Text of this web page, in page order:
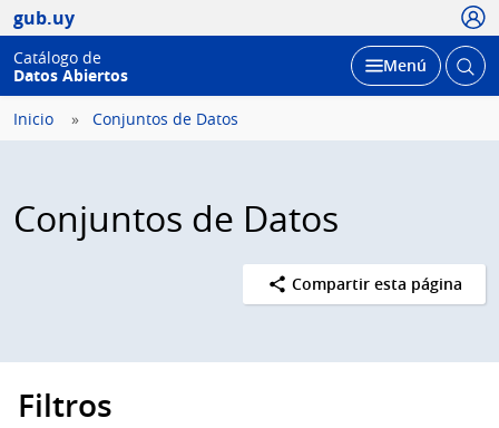
gub.uy
Catálogo de
Datos Abiertos
Desplegar
Menú Abrir
Inicio Conjuntos de Datos
Conjuntos de Datos
Compartir esta página
Filtros